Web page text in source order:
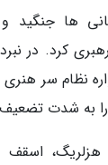
ها
کرد. در
نظام سر هنری
به شدت
اسقف